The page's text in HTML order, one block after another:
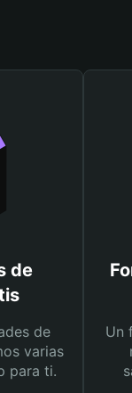
de
de
varias
para ti.
Un